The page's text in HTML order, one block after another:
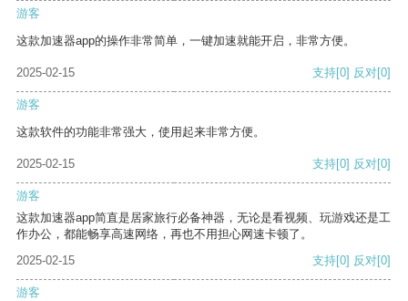
游客
这款加速器app的操作非常简单，一键加速就能开启，非常方便。
2025-02-15 支持[0] 反对[0]
游客
这款软件的功能非常强大，使用起来非常方便。
2025-02-15 支持[0] 反对[0]
游客
这款加速器app简直是居家旅行必备神器，无论是看视频、玩游戏还是工
作办公，都能畅享高速网络，再也不用担心网速卡顿了。
2025-02-15
支持[0] 反对[0]
游客